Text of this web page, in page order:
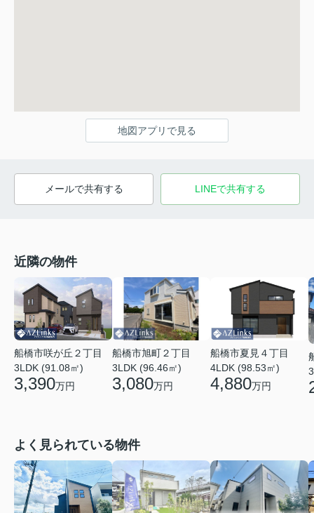
地図アプリで見る
メールで共有する LINEで共有する
近隣の物件
船橋市咲が丘２丁目
3LDK (91.08㎡)
3,390万円
船橋市旭町２丁目
3LDK (96.46㎡)
3,080万円
船橋市夏見４丁目
4LDK (98.53㎡)
4,880万円
よく見られている物件